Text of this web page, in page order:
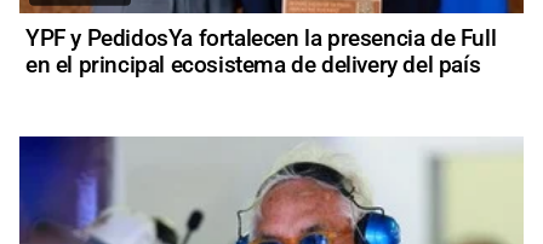
YPF y PedidosYa fortalecen la presencia de Full
en el principal ecosistema de delivery del país